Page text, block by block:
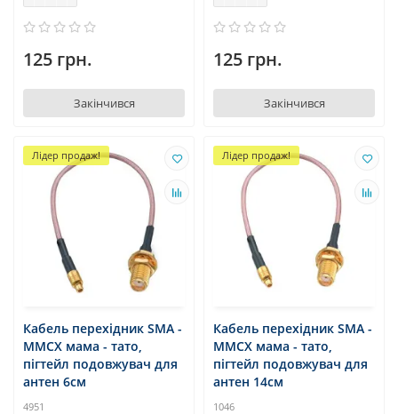
125 грн.
Закінчився
125 грн.
Закінчився
Лідер продаж!
Кабель перехідник SMA -
MMCX мама - тато,
пігтейл подовжувач для
антен 6см
4951
Лідер продаж!
Кабель перехідник SMA -
MMCX мама - тато,
пігтейл подовжувач для
антен 14см
1046